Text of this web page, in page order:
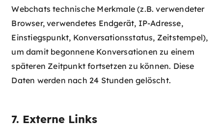
Webchats technische Merkmale (z.B. verwendeter
Browser, verwendetes Endgerät, IP-Adresse,
Einstiegspunkt, Konversationsstatus, Zeitstempel),
um damit begonnene Konversationen zu einem
späteren Zeitpunkt fortsetzen zu können. Diese
Daten werden nach 24 Stunden gelöscht.
7. Externe Links